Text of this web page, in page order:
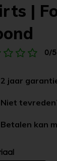
|
0/
2 jaar
Niet
Betalen kan